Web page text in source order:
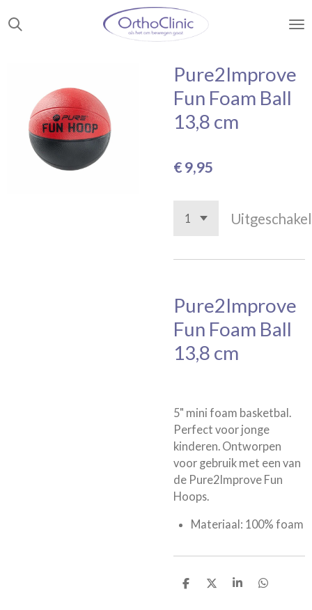
Ga
direct
Pure2Improve
Fun Foam Ball
13,8 cm
€ 9,95
Pure2Improve
Fun Foam Ball
13,8 cm
5" mini foam basketbal.
Perfect voor jonge
kinderen. Ontworpen
voor gebruik met een van
de Pure2Improve Fun
Hoops.
Materiaal: 100% foam
D
D
S
D